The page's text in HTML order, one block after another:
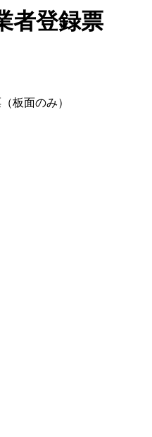
者登録票
板面のみ）